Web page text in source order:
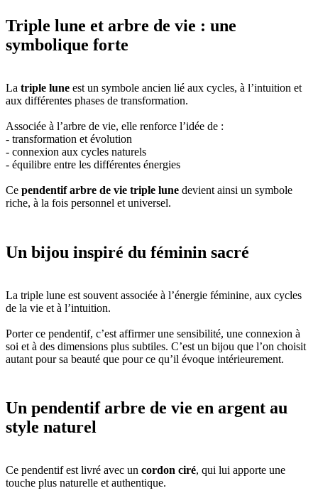
Triple lune et arbre de vie : une
symbolique forte
La triple lune est un symbole ancien lié aux cycles, à l’intuition et
aux différentes phases de transformation.
Associée à l’arbre de vie, elle renforce l’idée de :
- transformation et évolution
- connexion aux cycles naturels
- équilibre entre les différentes énergies
Ce pendentif arbre de vie triple lune devient ainsi un symbole
riche, à la fois personnel et universel.
Un bijou inspiré du féminin sacré
La triple lune est souvent associée à l’énergie féminine, aux cycles
de la vie et à l’intuition.
Porter ce pendentif, c’est affirmer une sensibilité, une connexion à
soi et à des dimensions plus subtiles. C’est un bijou que l’on choisit
autant pour sa beauté que pour ce qu’il évoque intérieurement.
Un pendentif arbre de vie en argent au
style naturel
Ce pendentif est livré avec un cordon ciré, qui lui apporte une
touche plus naturelle et authentique.